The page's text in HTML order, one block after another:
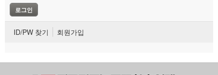
ID/PW 찾기 회원가입